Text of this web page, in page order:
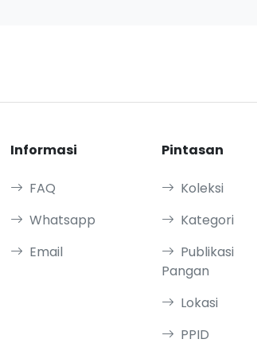
Informasi
FAQ
Whatsapp
Email
Pintasan
Koleksi
Kategori
Publikasi
Pangan
Lokasi
PPID